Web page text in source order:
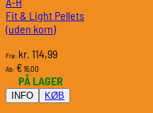
Fit & Light Pellets
(uden korn)
Fra: kr. 114,99
Ab: €16,00
PÅ LAGER
INFO KØB